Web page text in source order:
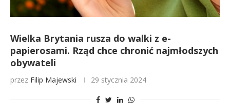
Wielka Brytania rusza do walki z e-
papierosami. Rząd chce chronić najmłodszych
obywateli
przez Filip Majewski 29 stycznia 2024